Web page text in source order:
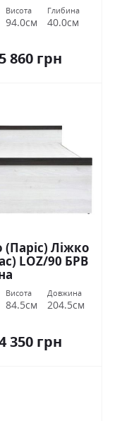
Висота
94.0см
Глибина
40.0см
5 860 грн
(Паріс) Ліжко
LOZ/90 БРВ
Висота
84.5см
Довжина
204.5см
350 грн